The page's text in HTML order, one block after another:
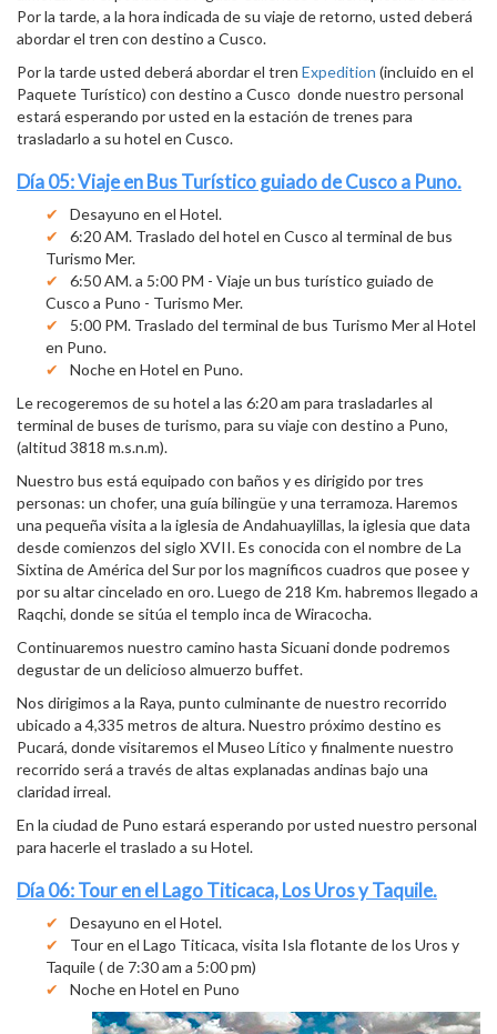
Por la tarde, a la hora indicada de su viaje de retorno, usted deberá
abordar el tren con destino a Cusco.
Por la tarde usted deberá abordar el tren Expedition (incluido en el
Paquete Turístico) con destino a Cusco donde nuestro personal
estará esperando por usted en la estación de trenes para
trasladarlo a su hotel en Cusco.
Día 05: Viaje en Bus Turístico guiado de Cusco a Puno.
Desayuno en el Hotel.
6:20 AM. Traslado del hotel en Cusco al terminal de bus
Turismo Mer.
6:50 AM. a 5:00 PM - Viaje un bus turístico guiado de
Cusco a Puno - Turismo Mer.
5:00 PM. Traslado del terminal de bus Turismo Mer al Hotel
en Puno.
Noche en Hotel en Puno.
Le recogeremos de su hotel a las 6:20 am para trasladarles al
terminal de buses de turismo, para su viaje con destino a Puno,
(altitud 3818 m.s.n.m).
Nuestro bus está equipado con baños y es dirigido por tres
personas: un chofer, una guía bilingüe y una terramoza. Haremos
una pequeña visita a la iglesia de Andahuaylillas, la iglesia que data
desde comienzos del siglo XVII. Es conocida con el nombre de La
Sixtina de América del Sur por los magníficos cuadros que posee y
por su altar cincelado en oro. Luego de 218 Km. habremos llegado a
Raqchi, donde se sitúa el templo inca de Wiracocha.
Continuaremos nuestro camino hasta Sicuani donde podremos
degustar de un delicioso almuerzo buffet.
Nos dirigimos a la Raya, punto culminante de nuestro recorrido
ubicado a 4,335 metros de altura. Nuestro próximo destino es
Pucará, donde visitaremos el Museo Lítico y finalmente nuestro
recorrido será a través de altas explanadas andinas bajo una
claridad irreal.
En la ciudad de Puno estará esperando por usted nuestro personal
para hacerle el traslado a su Hotel.
Día 06: Tour en el Lago Titicaca, Los Uros y Taquile.
Desayuno en el Hotel.
Tour en el Lago Titicaca, visita Isla flotante de los Uros y
Taquile ( de 7:30 am a 5:00 pm)
Noche en Hotel en Puno